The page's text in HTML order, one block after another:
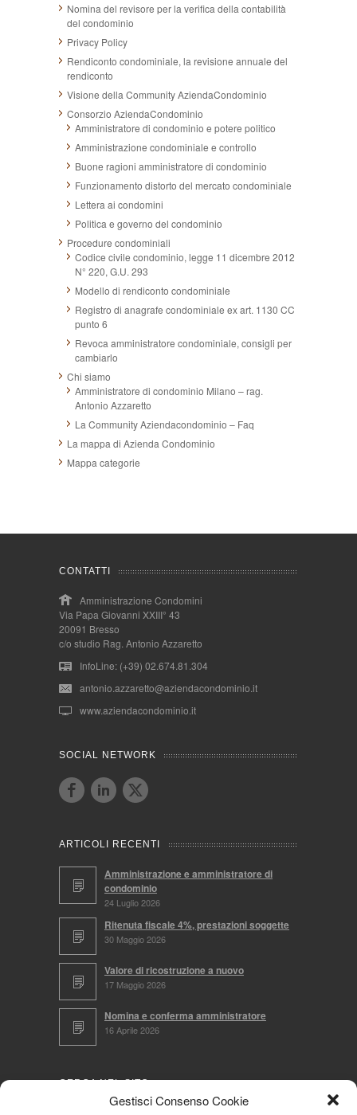
Gestisci Consenso Cookie
Nomina del revisore per la verifica della contabilità
del condominio
Privacy Policy
Rendiconto condominiale, la revisione annuale del
rendiconto
Visione della Community AziendaCondominio
Consorzio AziendaCondominio
Amministratore di condominio e potere politico
Amministrazione condominiale e controllo
Buone ragioni amministratore di condominio
Funzionamento distorto del mercato condominiale
Lettera ai condomini
Politica e governo del condominio
Procedure condominiali
Codice civile condominio, legge 11 dicembre 2012
N° 220, G.U. 293
Modello di rendiconto condominiale
Registro di anagrafe condominiale ex art. 1130 CC
punto 6
Revoca amministratore condominiale, consigli per
cambiarlo
Chi siamo
Amministratore di condominio Milano – rag.
Antonio Azzaretto
La Community Aziendacondominio – Faq
La mappa di Azienda Condominio
Mappa categorie
CONTATTI
Amministrazione Condomini
Via Papa Giovanni XXIII° 43
20091 Bresso
c/o studio Rag. Antonio Azzaretto
InfoLine: (+39) 02.674.81.304
antonio.azzaretto@aziendacondominio.it
www.aziendacondominio.it
SOCIAL NETWORK
ARTICOLI RECENTI
Amministrazione e amministratore di
condominio
24 Luglio 2026
Ritenuta fiscale 4%, prestazioni soggette
30 Maggio 2026
Valore di ricostruzione a nuovo
17 Maggio 2026
Nomina e conferma amministratore
16 Aprile 2026
CERCA NEL SITO